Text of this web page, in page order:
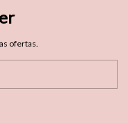
ofertas.